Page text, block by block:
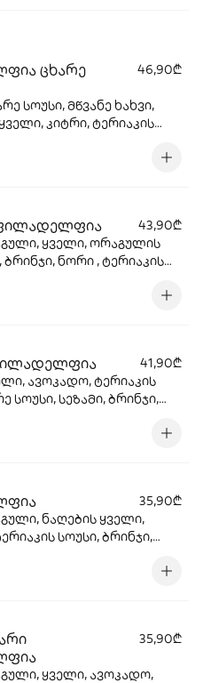
ცხარე
46,90₾
სოუსი, მწვანე ხახვი,
კიტრი, ტერიაკის
43,90₾
ყველი, ორაგულის
ნორი , ტერიაკის
41,90₾
ავოკადო, ტერიაკის
სოუსი, სეზამი, ბრინჯი,
35,90₾
ნაღების ყველი,
სოუსი, ბრინჯი,
35,90₾
ყველი, ავოკადო,